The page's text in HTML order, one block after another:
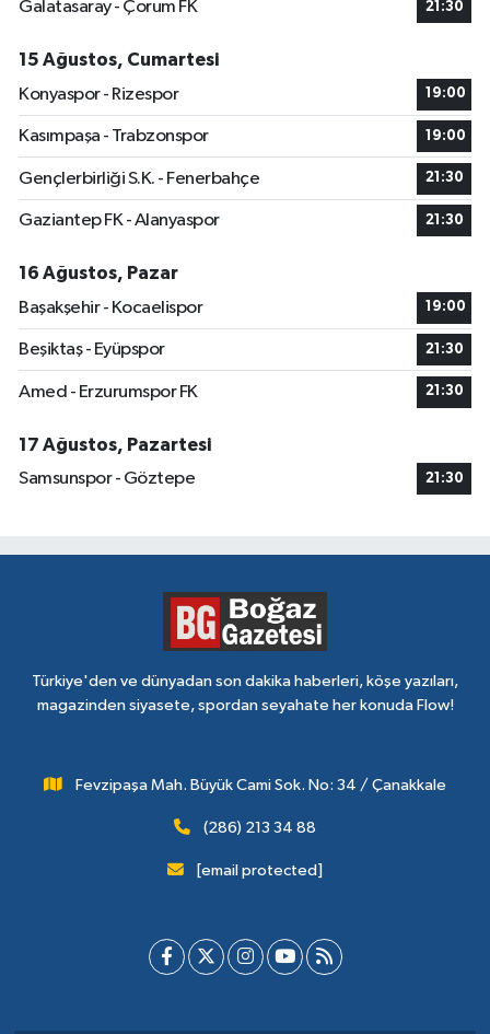
Galatasaray - Çorum FK
21:30
15 Ağustos, Cumartesi
Konyaspor - Rizespor
19:00
Kasımpaşa - Trabzonspor 19:00
Gençlerbirliği S.K. - Fenerbahçe 21:30
Gaziantep FK - Alanyaspor 21:30
16 Ağustos, Pazar
Başakşehir - Kocaelispor
19:00
Beşiktaş - Eyüpspor 21:30
Amed - Erzurumspor FK 21:30
17 Ağustos, Pazartesi
Samsunspor - Göztepe
21:30
Türkiye'den ve dünyadan son dakika haberleri, köşe yazıları,
magazinden siyasete, spordan seyahate her konuda Flow!
Fevzipaşa Mah. Büyük Cami Sok. No: 34 / Çanakkale
(286) 213 34 88
[email protected]